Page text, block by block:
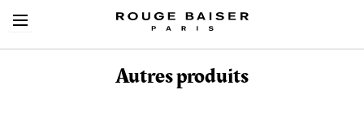
Autres produits